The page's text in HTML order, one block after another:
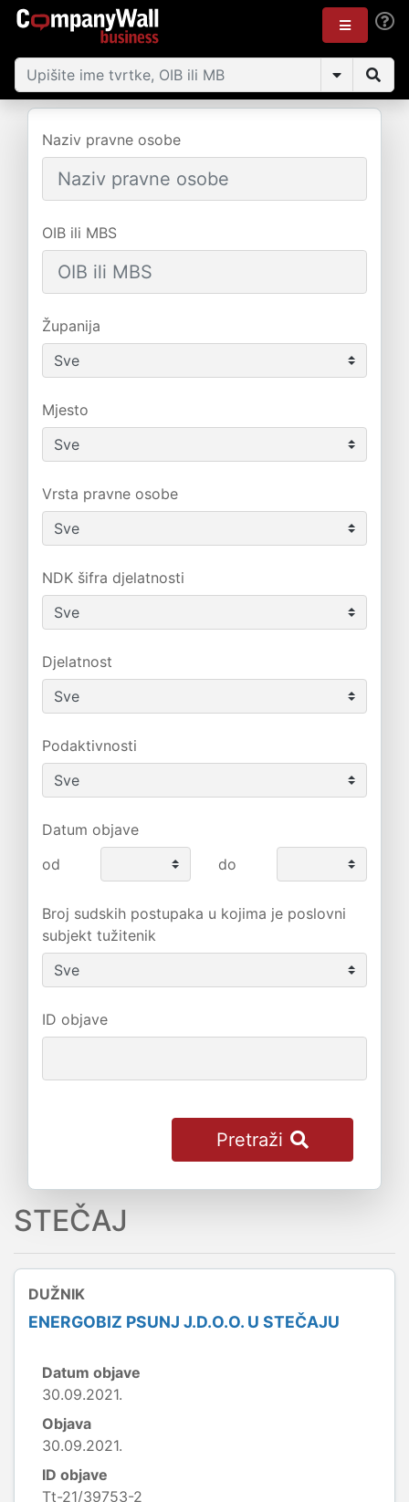
Naziv pravne osobe
OIB ili MBS
Županija
Mjesto
Vrsta pravne osobe
NDK šifra djelatnosti
Djelatnost
Podaktivnosti
Datum objave
od
do
Broj sudskih postupaka u kojima je poslovni
subjekt tužitenik
ID objave
Pretraži
STEČAJ
DUŽNIK
ENERGOBIZ PSUNJ J.D.O.O. U STEČAJU
Datum objave
30.09.2021.
Objava
30.09.2021.
ID objave
Tt-21/39753-2